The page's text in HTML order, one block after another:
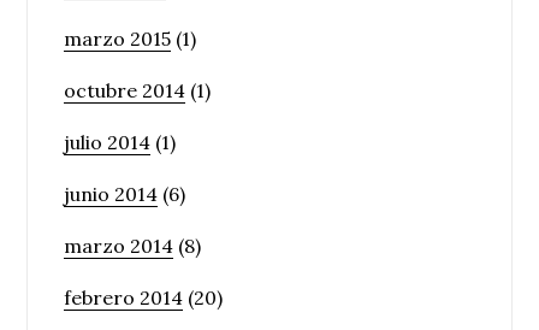
marzo 2015 (1)
octubre 2014 (1)
julio 2014 (1)
junio 2014 (6)
marzo 2014 (8)
febrero 2014 (20)